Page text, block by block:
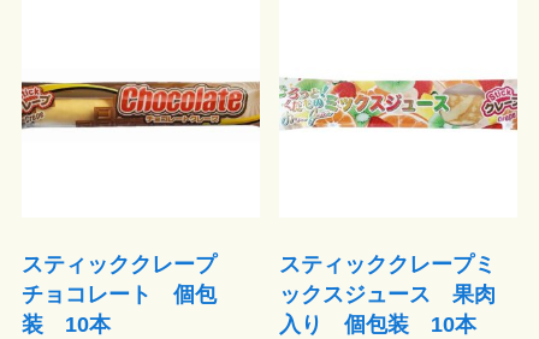
スティッククレープ
チョコレート 個包
装 10本
スティッククレープミ
ックスジュース 果肉
入り 個包装 10本